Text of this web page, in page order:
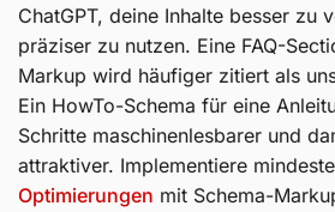
ChatGPT, deine Inhalte besser zu
präziser zu nutzen. Eine FAQ-
Markup wird häufiger zitiert als
Ein HowTo-Schema für eine
Schritte maschinenlesbarer und
attraktiver. Implementiere
Optimierungen mit Schema-